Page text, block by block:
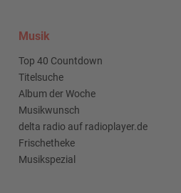
Musik
Top 40 Countdown
Titelsuche
Album der Woche
Musikwunsch
delta radio auf radioplayer.de
Frischetheke
Musikspezial